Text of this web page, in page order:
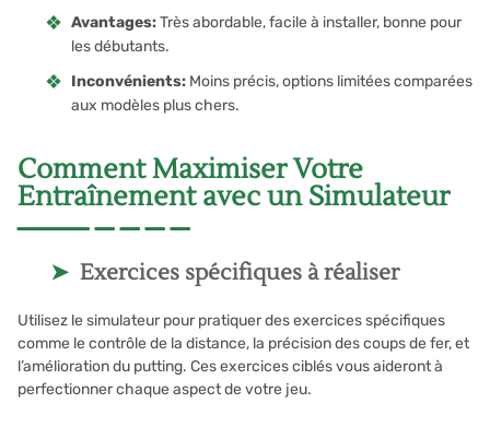
Avantages:Très abordable, facile à installer, bonne pour
les débutants.
Inconvénients: Moins précis, options limitées comparées
aux modèles plus chers.
Comment Maximiser Votre
Entraînement avec un Simulateur
Exercices spécifiques à réaliser
Utilisez le simulateur pour pratiquer des exercices spécifiques
comme le contrôle de la distance, la précision des coups de fer, et
l’amélioration du putting. Ces exercices ciblés vous aideront à
perfectionner chaque aspect de votre jeu.